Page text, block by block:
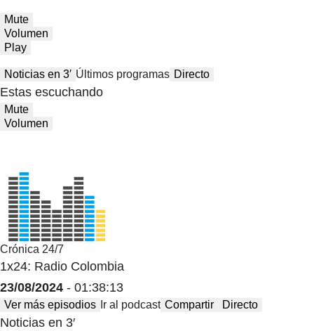
Mute
Volumen
Play
Noticias en 3′ Últimos programas Directo
Estas escuchando
Mute
Volumen
Crónica 24/7
1x24: Radio Colombia
23/08/2024 - 01:38:13
Ver más episodios Ir al podcast Compartir Directo
Noticias en 3′